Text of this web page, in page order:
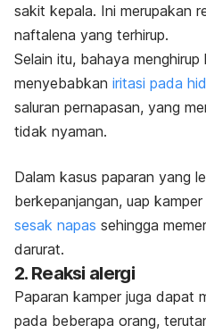
sakit kepala. Ini merupakan
naftalena yang terhirup.
Selain itu, bahaya menghirup
menyebabkan iritasi pada
saluran pernapasan, yang
tidak nyaman.
Dalam kasus paparan yang
berkepanjangan, uap
sesak napas sehingga
darurat.
2. Reaksi alergi
Paparan kamper juga dapat
pada beberapa orang,